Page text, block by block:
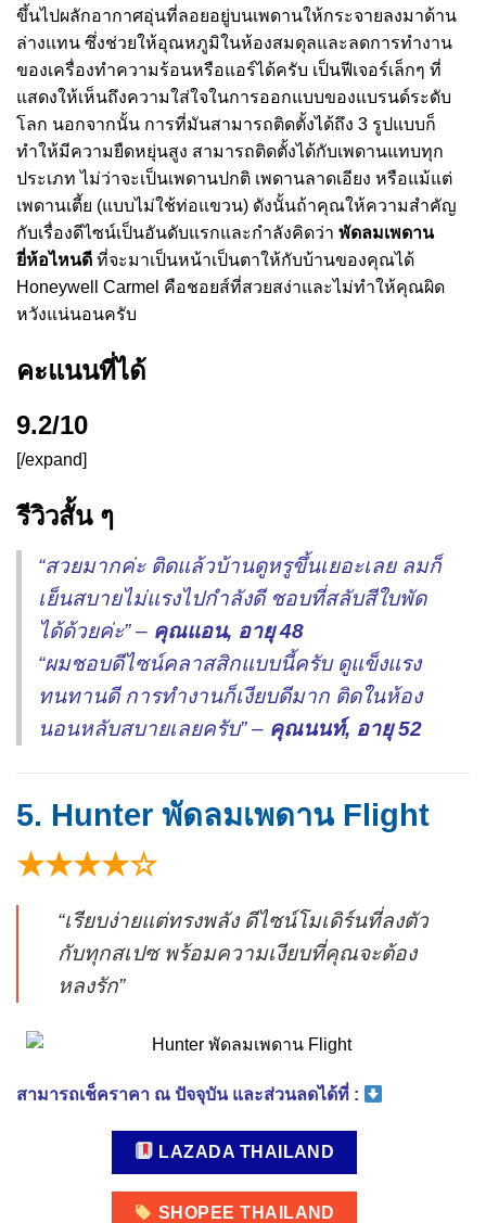
ขึ้นไปผลักอากาศอุ่นที่ลอยอยู่บนเพดานให้กระจายลงมาด้าน
ล่างแทน ซึ่งช่วยให้อุณหภูมิในห้องสมดุลและลดการทำงาน
ของเครื่องทำความร้อนหรือแอร์ได้ครับ เป็นฟีเจอร์เล็กๆ ที่
แสดงให้เห็นถึงความใส่ใจในการออกแบบของแบรนด์ระดับ
โลก นอกจากนั้น การที่มันสามารถติดตั้งได้ถึง 3 รูปแบบก็
ทำให้มีความยืดหยุ่นสูง สามารถติดตั้งได้กับเพดานแทบทุก
ประเภท ไม่ว่าจะเป็นเพดานปกติ เพดานลาดเอียง หรือแม้แต่
เพดานเตี้ย (แบบไม่ใช้ท่อแขวน) ดังนั้นถ้าคุณให้ความสำคัญ
กับเรื่องดีไซน์เป็นอันดับแรกและกำลังคิดว่า พัดลมเพดาน
ยี่ห้อไหนดี ที่จะมาเป็นหน้าเป็นตาให้กับบ้านของคุณได้
Honeywell Carmel คือชอยส์ที่สวยสง่าและไม่ทำให้คุณผิด
หวังแน่นอนครับ
คะแนนที่ได้
9.2/10
[/expand]
รีวิวสั้น ๆ
“สวยมากค่ะ ติดแล้วบ้านดูหรูขึ้นเยอะเลย ลมก็
เย็นสบายไม่แรงไปกำลังดี ชอบที่สลับสีใบพัด
ได้ด้วยค่ะ” – คุณแอน, อายุ 48
“ผมชอบดีไซน์คลาสสิกแบบนี้ครับ ดูแข็งแรง
ทนทานดี การทำงานก็เงียบดีมาก ติดในห้อง
นอนหลับสบายเลยครับ” – คุณนนท์, อายุ 52
5. Hunter พัดลมเพดาน Flight
★★★★☆
“เรียบง่ายแต่ทรงพลัง ดีไซน์โมเดิร์นที่ลงตัว
กับทุกสเปซ พร้อมความเงียบที่คุณจะต้อง
หลงรัก”
สามารถเช็คราคา ณ ปัจจุบัน และส่วนลดได้ที่ :
LAZADA THAILAND
SHOPEE THAILAND